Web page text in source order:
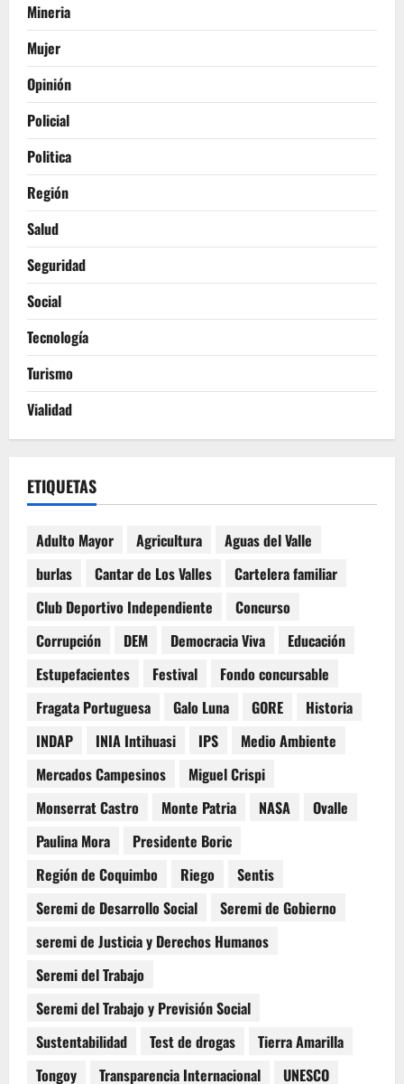
Mineria
Mujer
Opinión
Policial
Politica
Región
Salud
Seguridad
Social
Tecnología
Turismo
Vialidad
ETIQUETAS
Adulto Mayor Agricultura
Aguas del Valle
burlas
Cantar de Los Valles
Cartelera familiar
Club Deportivo Independiente
Concurso
Corrupción
DEM Democracia Viva
Educación
Estupefacientes
Festival
Fondo concursable
Fragata Portuguesa
Galo Luna GORE
Historia
INDAP
INIA Intihuasi IPS
Medio Ambiente
Mercados Campesinos
Miguel Crispi
Monserrat Castro
Monte Patria NASA
Ovalle
Paulina Mora
Presidente Boric
Región de Coquimbo
Riego
Sentis
Seremi de Desarrollo Social
Seremi de Gobierno
seremi de Justicia y Derechos Humanos
Seremi del Trabajo
Seremi del Trabajo y Previsión Social
Sustentabilidad
Test de drogas
Tierra Amarilla
Tongoy
Transparencia Internacional UNESCO